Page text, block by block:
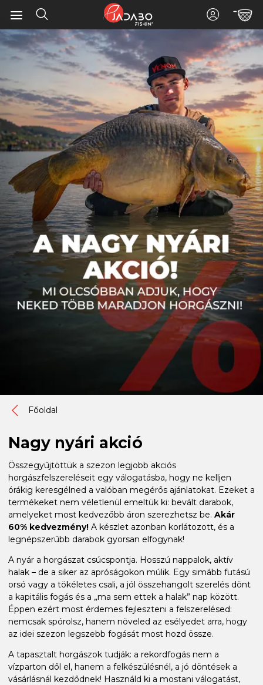
Főoldal
Nagy nyári akció
Összegyűjtöttük a szezon legjobb akciós
horgászfelszereléseit egy válogatásba, hogy ne kelljen
órákig keresgélned a valóban megérős ajánlatokat. Ezeket a
termékeket nem véletlenül emeltük ki: bevált darabok,
amelyeket most kedvezőbb áron szerezhetsz be. Akár
60% kedvezmény! A készlet azonban korlátozott, és a
legnépszerűbb darabok gyorsan elfogynak!
A nyár a horgászat csúcspontja. Hosszú nappalok, aktív
halak – de a siker az apróságokon múlik. Egy simább futású
orsó vagy a tökéletes csali, a jól összehangolt szerelés dönt
a kapitális fogás és a „ma sem ettek a halak” nap között.
Éppen ezért most érdemes fejleszteni a felszerelésed:
nemcsak spórolsz, hanem növeled az esélyedet arra, hogy
az idei szezon legszebb fogását most hozd össze.
A tapasztalt horgászok tudják: a rekordfogás nem a
vízparton dől el, hanem a felkészülésnél, a jó döntések a
vásárlásnál kezdődnek! Használd ki a mostani válogatást,